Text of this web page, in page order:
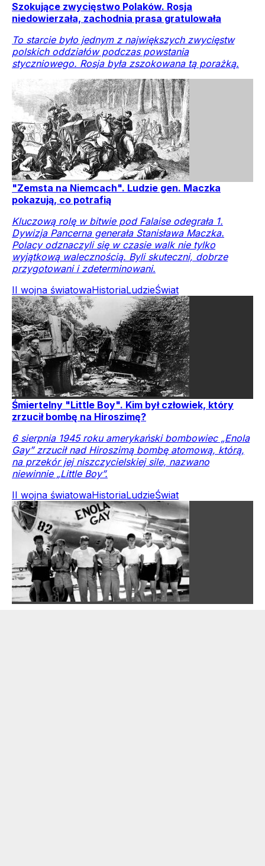
Szokujące zwycięstwo Polaków. Rosja
niedowierzała, zachodnia prasa gratulowała
To starcie było jednym z największych zwycięstw
polskich oddziałów podczas powstania
styczniowego. Rosja była zszokowana tą porażką.
"Zemsta na Niemcach". Ludzie gen. Maczka
pokazują, co potrafią
Kluczową rolę w bitwie pod Falaise odegrała 1.
Dywizja Pancerna generała Stanisława Maczka.
Polacy odznaczyli się w czasie walk nie tylko
wyjątkową walecznością. Byli skuteczni, dobrze
przygotowani i zdeterminowani.
II wojna światowaHistoriaLudzieŚwiat
Śmiertelny "Little Boy". Kim był człowiek, który
zrzucił bombę na Hiroszimę?
6 sierpnia 1945 roku amerykański bombowiec „Enola
Gay” zrzucił nad Hiroszimą bombę atomową, którą,
na przekór jej niszczycielskiej sile, nazwano
niewinnie „Little Boy”.
II wojna światowaHistoriaLudzieŚwiat